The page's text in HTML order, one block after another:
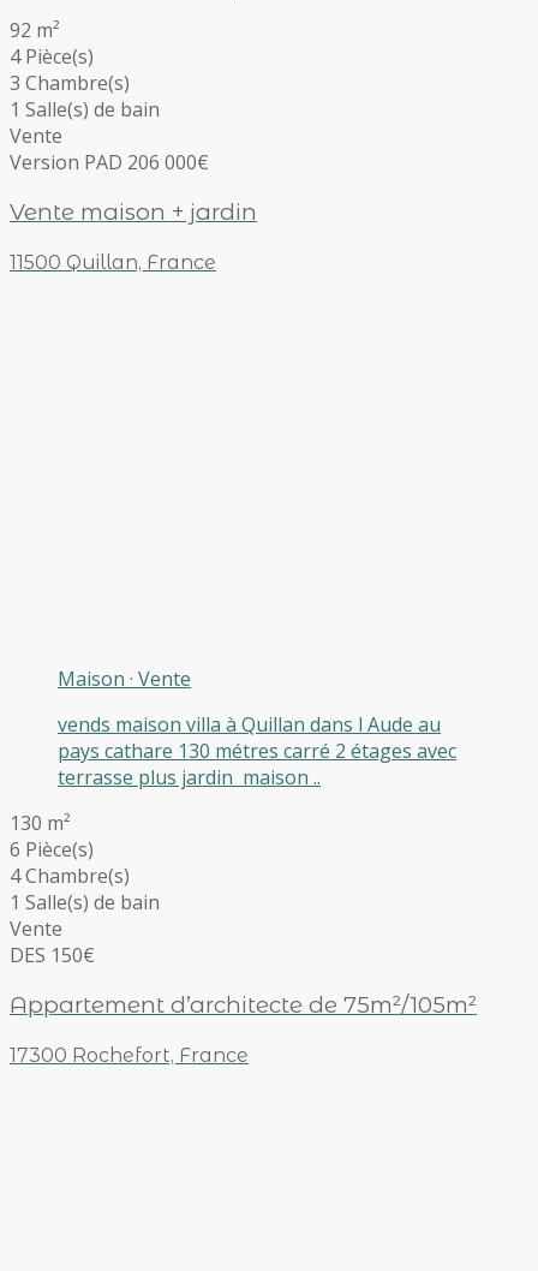
92 m²
4 Pièce(s)
3 Chambre(s)
1 Salle(s) de bain
Vente
Version PAD 206 000€
Vente maison + jardin
11500 Quillan, France
Maison · Vente
vends maison villa à Quillan dans l Aude au
pays cathare 130 métres carré 2 étages avec
terrasse plus jardin maison ..
130 m²
6 Pièce(s)
4 Chambre(s)
1 Salle(s) de bain
Vente
DES 150€
Appartement d’architecte de 75m²/105m²
17300 Rochefort, France